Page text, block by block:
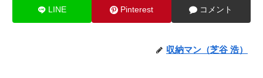
LINE Pinterest コメント
収納マン（芝谷 浩）